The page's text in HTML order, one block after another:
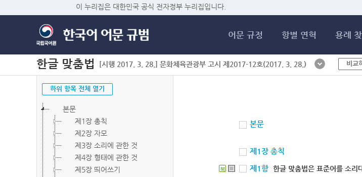
이 누리집은 대한민국 공식 전자정부 누리집입니다.
어문 규정 항별 연혁 용례 찾
한글 맞춤법 [시행 2017. 3. 28.] 문화체육관광부 고시 제2017-12호(2017. 3. 28.) 비교
하위 항목 전체 열기
본문
제1장 총칙
제2장 자모
제3장 소리에 관한 것
제4장 형태에 관한 것
제5장 띄어쓰기
본문
제1장 총칙
북 제1항 한글 맞춤법은 표준어를 소리